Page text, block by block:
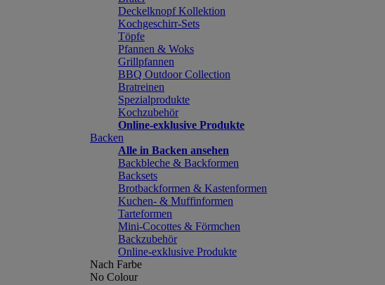
Deckelknopf Kollektion
Kochgeschirr-Sets
Töpfe
Pfannen & Woks
Grillpfannen
BBQ Outdoor Collection
Bratreinen
Spezialprodukte
Kochzubehör
Online-exklusive Produkte
Backen
Alle in Backen ansehen
Backbleche & Backformen
Backsets
Brotbackformen & Kastenformen
Kuchen- & Muffinformen
Tarteformen
Mini-Cocottes & Förmchen
Backzubehör
Online-exklusive Produkte
Nach Farbe
No Colour